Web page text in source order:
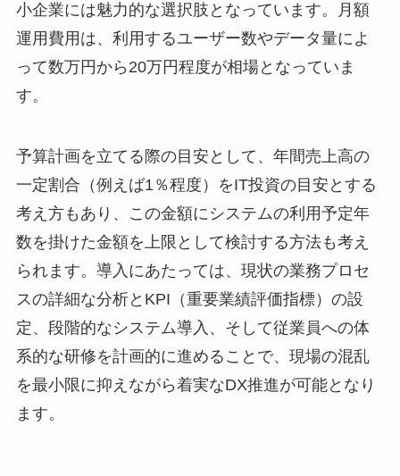
小企業には魅力的な選択肢となっています。月額
運用費用は、利用するユーザー数やデータ量によ
って数万円から20万円程度が相場となっていま
す。
予算計画を立てる際の目安として、年間売上高の
一定割合（例えば1％程度）をIT投資の目安とする
考え方もあり、この金額にシステムの利用予定年
数を掛けた金額を上限として検討する方法も考え
られます。導入にあたっては、現状の業務プロセ
スの詳細な分析とKPI（重要業績評価指標）の設
定、段階的なシステム導入、そして従業員への体
系的な研修を計画的に進めることで、現場の混乱
を最小限に抑えながら着実なDX推進が可能となり
ます。